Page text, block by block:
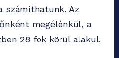
számíthatunk. Az
megélénkül, a
28 fok körül alakul.